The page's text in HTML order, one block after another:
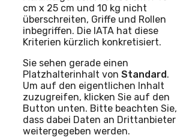
cm x 25 cm und 10 kg nicht
überschreiten, Griffe und Rollen
inbegriffen. Die IATA hat diese
Kriterien kürzlich konkretisiert.
Sie sehen gerade einen
Platzhalterinhalt von Standard .
Um auf den eigentlichen Inhalt
zuzugreifen, klicken Sie auf den
Button unten. Bitte beachten Sie,
dass dabei Daten an Drittanbieter
weitergegeben werden.